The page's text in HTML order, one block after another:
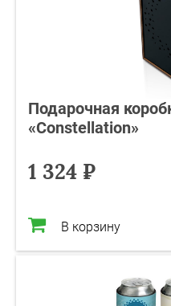
Подарочная
«Constellation»
1 324 ₽
В корзину